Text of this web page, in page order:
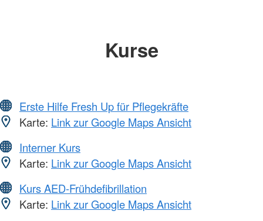
Kurse
Erste Hilfe Fresh Up für Pflegekräfte
Karte: Link zur Google Maps Ansicht
Interner Kurs
Karte: Link zur Google Maps Ansicht
Kurs AED-Frühdefibrillation
Karte: Link zur Google Maps Ansicht